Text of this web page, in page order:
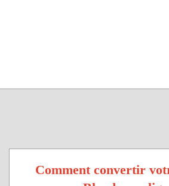
Comment convertir